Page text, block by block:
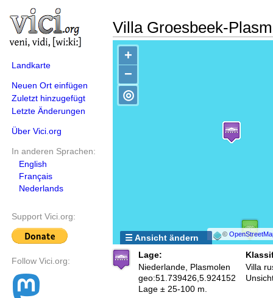
Landkarte
Neuen Ort einfügen
Zuletzt hinzugefügt
Letzte Änderungen
Über Vici.org
In anderen Sprachen:
English
Français
Nederlands
Support Vici.org:
Follow Vici.org:
Villa Groesbeek-
+
−
©
◎
☰ Ansicht ändern
Lage:
Niederlande, Plasmolen
geo:51.739426,5.924152
Lage ± 25-100 m.
Villa